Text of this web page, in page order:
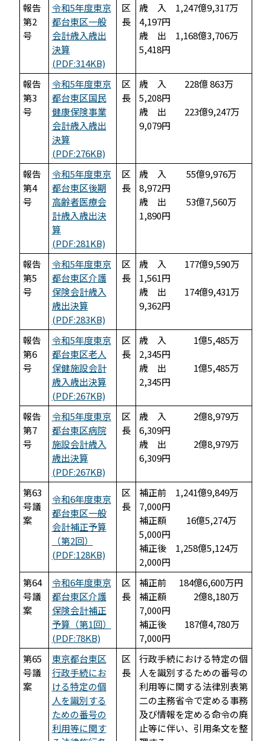
報告
第2
号
令和5年度東京
都台東区一般
会計歳入歳出
決算
(PDF:314KB)
区
長
歳 入 1,247億9,317万
4,197円
歳 出 1,168億3,706万
5,418円
報告
第3
号
令和5年度東京
都台東区国民
健康保険事業
会計歳入歳出
決算
(PDF:276KB)
区
長
歳 入 228億 863万
5,208円
歳 出 223億9,247万
9,079円
報告
第4
号
令和5年度東京
都台東区後期
高齢者医療会
計歳入歳出決
算
(PDF:281KB)
区
長
歳 入 55億9,976万
8,972円
歳 出 53億7,560万
1,890円
報告
第5
号
令和5年度東京
都台東区介護
保険会計歳入
歳出決算
(PDF:283KB)
区
長
歳 入 177億9,590万
1,561円
歳 出 174億9,431万
9,362円
報告
第6
号
令和5年度東京
都台東区老人
保健施設会計
歳入歳出決算
(PDF:267KB)
区
長
歳 入 1億5,485万
2,345円
歳 出 1億5,485万
2,345円
報告
第7
号
令和5年度東京
都台東区病院
施設会計歳入
歳出決算
(PDF:267KB)
区
長
歳 入 2億8,979万
6,309円
歳 出 2億8,979万
6,309円
第63
号議
案
令和6年度東京
都台東区一般
会計補正予算
（第2回）
(PDF:128KB)
区
長
補正前 1,241億9,849万
7,000円
補正額 16億5,274万
5,000円
補正後 1,258億5,124万
2,000円
第64
号議
案
令和6年度東京
都台東区介護
保険会計補正
予算（第1回）
(PDF:78KB)
区
長
補正前 184億6,600万円
補正額 2億8,180万
7,000円
補正後 187億4,780万
7,000円
第65
号議
案
東京都台東区
行政手続にお
ける特定の個
人を識別する
ための番号の
利用等に関す
区
長
行政手続における特定の個
人を識別するための番号の
利用等に関する法律別表第
二の主務省令で定める事務
及び情報を定める命令の廃
止等に伴い、引用条文を整